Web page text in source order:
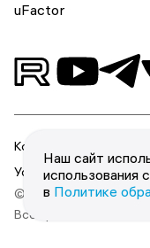
uFactor
Конфиденциальность
Условия
© 2026 ООО
Все права защищены.
Наш сайт
использования
в Политике